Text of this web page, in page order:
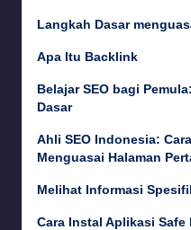
Langkah Dasar
Apa Itu Backlink
Belajar SEO bagi
Dasar
Ahli SEO Indonesia:
Menguasai Halaman
Melihat Informasi
Cara Instal Aplikasi Safe